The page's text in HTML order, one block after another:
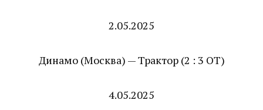
2.05.2025
Динамо (Москва) — Трактор (2 : 3 ОТ)
4.05.2025